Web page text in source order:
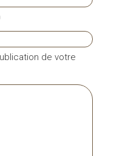
de votre